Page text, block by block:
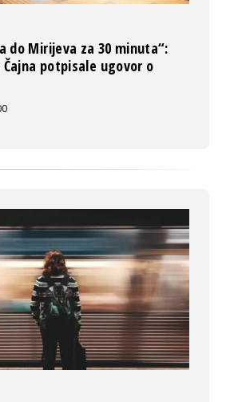
do Mirijeva za 30 minuta“:
Čajna potpisale ugovor o